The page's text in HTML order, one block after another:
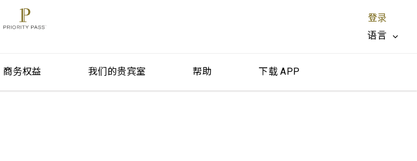
登录
语言
商务权益 我们的贵宾室 帮助 下载 APP